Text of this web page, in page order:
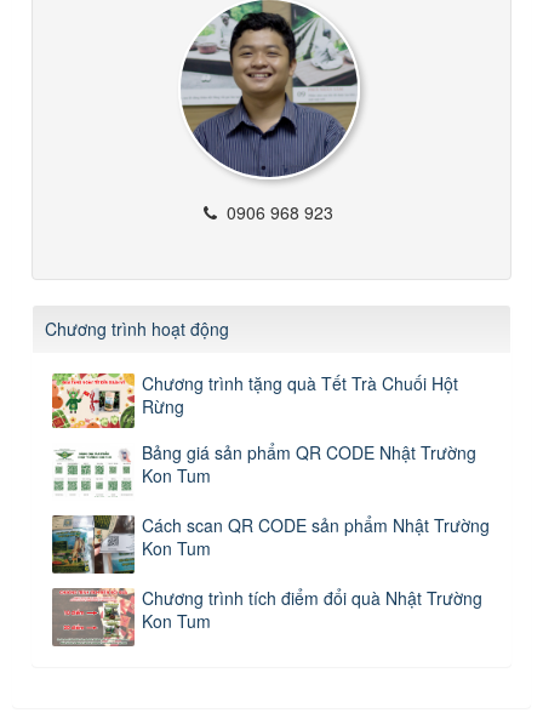
0906 968 923
Chương trình hoạt động
Chương trình tặng quà Tết Trà Chuối Hột
Rừng
Bảng giá sản phẩm QR CODE Nhật Trường
Kon Tum
Cách scan QR CODE sản phẩm Nhật Trường
Kon Tum
Chương trình tích điểm đổi quà Nhật Trường
Kon Tum